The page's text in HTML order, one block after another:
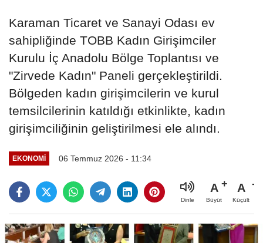
Karaman Ticaret ve Sanayi Odası ev
sahipliğinde TOBB Kadın Girişimciler
Kurulu İç Anadolu Bölge Toplantısı ve
"Zirvede Kadın" Paneli gerçekleştirildi.
Bölgeden kadın girişimcilerin ve kurul
temsilcilerinin katıldığı etkinlikte, kadın
girişimciliğinin geliştirilmesi ele alındı.
EKONOMI 06 Temmuz 2026 - 11:34
Dinle
A
Büyüt
A
Küçült